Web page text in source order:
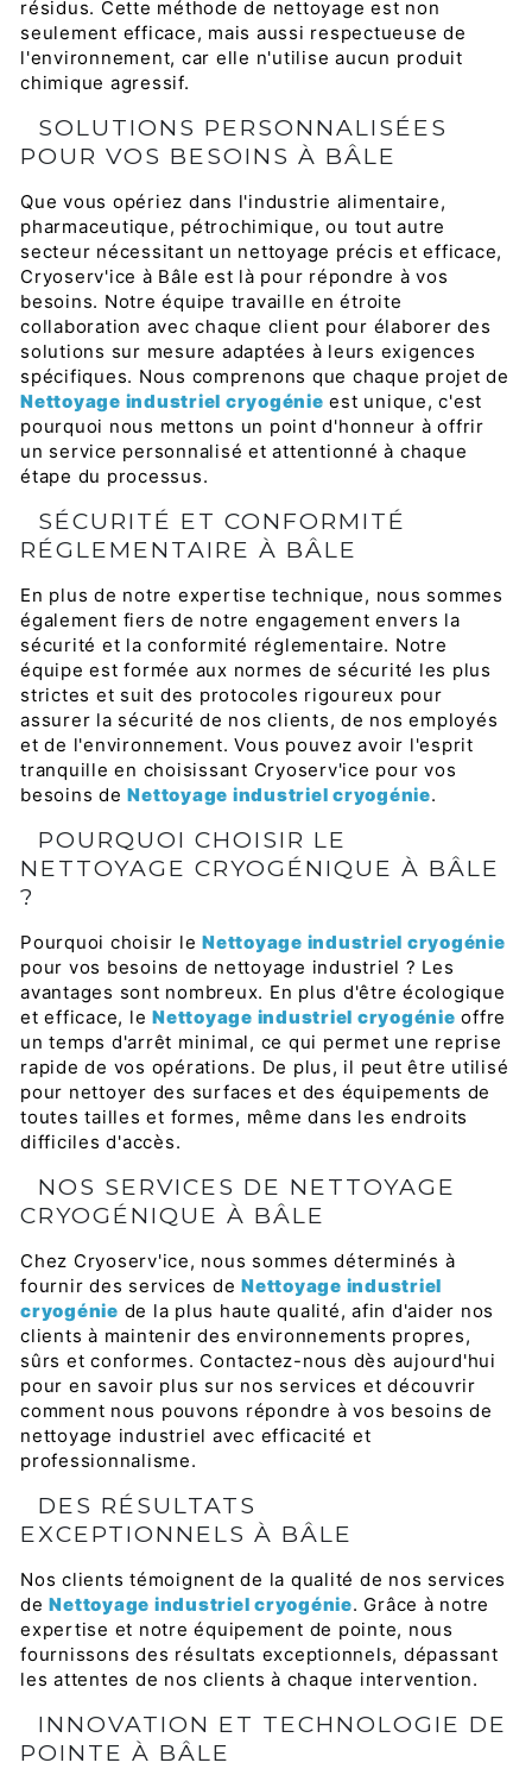
résidus. Cette méthode de nettoyage est non
seulement efficace, mais aussi respectueuse de
l'environnement, car elle n'utilise aucun produit
chimique agressif.
SOLUTIONS PERSONNALISÉES
POUR VOS BESOINS À BÂLE
Que vous opériez dans l'industrie alimentaire,
pharmaceutique, pétrochimique, ou tout autre
secteur nécessitant un nettoyage précis et efficace,
Cryoserv'ice à Bâle est là pour répondre à vos
besoins. Notre équipe travaille en étroite
collaboration avec chaque client pour élaborer des
solutions sur mesure adaptées à leurs exigences
spécifiques. Nous comprenons que chaque projet de
Nettoyage industriel cryogénie est unique, c'est
pourquoi nous mettons un point d'honneur à offrir
un service personnalisé et attentionné à chaque
étape du processus.
SÉCURITÉ ET CONFORMITÉ
RÉGLEMENTAIRE À BÂLE
En plus de notre expertise technique, nous sommes
également fiers de notre engagement envers la
sécurité et la conformité réglementaire. Notre
équipe est formée aux normes de sécurité les plus
strictes et suit des protocoles rigoureux pour
assurer la sécurité de nos clients, de nos employés
et de l'environnement. Vous pouvez avoir l'esprit
tranquille en choisissant Cryoserv'ice pour vos
besoins deNettoyage industriel cryogénie.
POURQUOI CHOISIR LE
NETTOYAGE CRYOGÉNIQUE À BÂLE
?
Pourquoi choisir le Nettoyage industriel cryogénie
pour vos besoins de nettoyage industriel ? Les
avantages sont nombreux. En plus d'être écologique
et efficace, le Nettoyage industriel cryogénie offre
un temps d'arrêt minimal, ce qui permet une reprise
rapide de vos opérations. De plus, il peut être utilisé
pour nettoyer des surfaces et des équipements de
toutes tailles et formes, même dans les endroits
difficiles d'accès.
NOS SERVICES DE NETTOYAGE
CRYOGÉNIQUE À BÂLE
Chez Cryoserv'ice, nous sommes déterminés à
fournir des services de Nettoyage industriel
cryogénie de la plus haute qualité, afin d'aider nos
clients à maintenir des environnements propres,
sûrs et conformes. Contactez-nous dès aujourd'hui
pour en savoir plus sur nos services et découvrir
comment nous pouvons répondre à vos besoins de
nettoyage industriel avec efficacité et
professionnalisme.
DES RÉSULTATS
EXCEPTIONNELS À BÂLE
Nos clients témoignent de la qualité de nos services
deNettoyage industriel cryogénie. Grâce à notre
expertise et notre équipement de pointe, nous
fournissons des résultats exceptionnels, dépassant
les attentes de nos clients à chaque intervention.
INNOVATION ET TECHNOLOGIE DE
POINTE À BÂLE